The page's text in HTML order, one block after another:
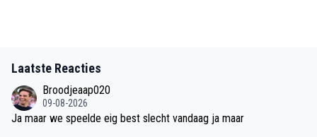
Laatste Reacties
Broodjeaap020
09-08-2026
Ja maar we speelde eig best slecht vandaag ja maar